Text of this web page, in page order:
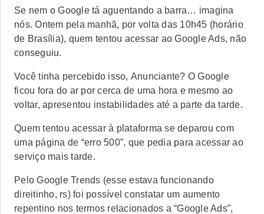
Se nem o Google tá aguentando a barra… imagina
nós. Ontem pela manhã, por volta das 10h45 (horário
de Brasília), quem tentou acessar ao Google Ads, não
conseguiu.
Você tinha percebido isso, Anunciante? O Google
ficou fora do ar por cerca de uma hora e mesmo ao
voltar, apresentou instabilidades até a parte da tarde.
Quem tentou acessar à plataforma se deparou com
uma página de “erro 500”, que pedia para acessar ao
serviço mais tarde.
Pelo Google Trends (esse estava funcionando
direitinho, rs) foi possível constatar um aumento
repentino nos termos relacionados a “Google Ads”,